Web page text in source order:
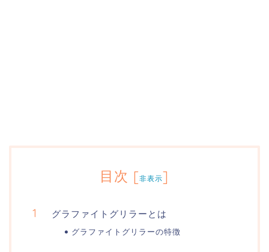
目次 [非表示]
グラファイトグリラーとは
グラファイトグリラーの特徴